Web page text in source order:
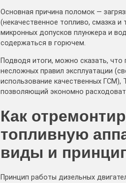
Основная причина поломок —
(некачественное топливо, смазка и
микронных допусков плунжера и
содержаться в горючем.
Подводя итоги, можно сказать,
несложных правил эксплуатации
использование качественных
позволяющий экономно
Как
топливную
виды и
Принцип работы дизельных